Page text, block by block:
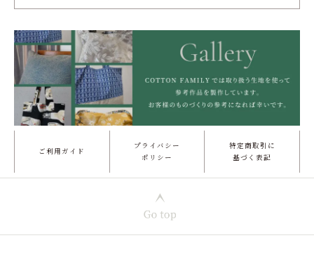
ご利用ガイド
プライバシー
ポリシー
特定商取引に
基づく表記